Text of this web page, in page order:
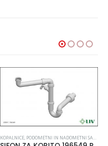
,SANITARNI IZDELKI
KOPALNICE, PODOMETNI IN NADOMETNI SANITARNI SISTEMI